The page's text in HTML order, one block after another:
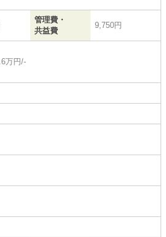
管理費・
共益費
9,750円
万円/-